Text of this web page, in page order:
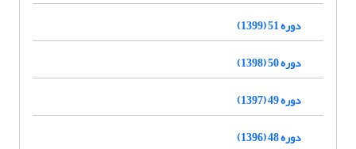
دوره 51 (1399)
دوره 50 (1398)
دوره 49 (1397)
دوره 48 (1396)